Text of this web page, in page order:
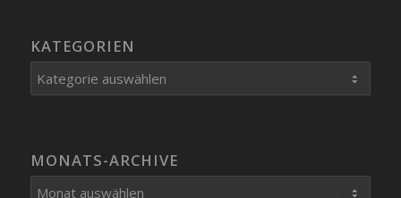
KATEGORIEN
Kategorien
MONATS-ARCHIVE